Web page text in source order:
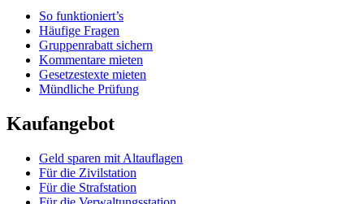
So funktioniert’s
Häufige Fragen
Gruppenrabatt sichern
Kommentare mieten
Gesetzestexte mieten
Mündliche Prüfung
Kaufangebot
Geld sparen mit Altauflagen
Für die Zivilstation
Für die Strafstation